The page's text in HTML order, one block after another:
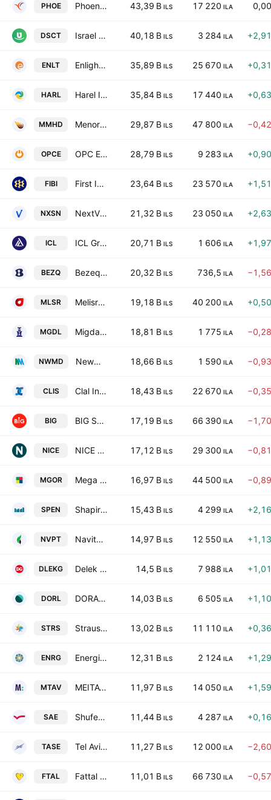
PHOE Phoenix Financial Ltd 43,39 B ILS 17 220 ILA
DSCT Israel Discount Bank Limited Class A 40,18 B ILS 3 284 ILA
ENLT Enlight Renewable Energy Ltd 35,89 B ILS 25 670 ILA
HARL Harel Insurance Investments & Financial Services Ltd. 35,84 B ILS 17 440 ILA
MMHD Menora Mivtachim Holdings Ltd. 29,87 B ILS 47 800 ILA
OPCE OPC Energy Ltd. 28,79 B ILS 9 283 ILA
FIBI First International Bank of Israel Ltd 23,64 B ILS 23 570 ILA
NXSN NextVison Stabilized Systems, Ltd. 21,32 B ILS 23 050 ILA
ICL ICL Group Ltd. 20,71 B ILS 1 606 ILA
BEZQ Bezeq The Israel Telecommunication Corp. Ltd. 20,32 B ILS 736,5 ILA
MLSR Melisron Limited 19,18 B ILS 40 200 ILA
MGDL Migdal Insurance & Financial Holdings Ltd. 18,81 B ILS 1 775 ILA
NWMD Newmed Energy Limited Partnership 18,66 B ILS 1 590 ILA
CLIS Clal Insurance Enterprises Holdings Limited 18,43 B ILS 22 670 ILA
BIG BIG Shopping Centers Ltd. 17,19 B ILS 66 390 ILA
NICE NICE Ltd. 17,12 B ILS 29 300 ILA
MGOR Mega Or Holdings Ltd 16,97 B ILS 44 500 ILA
SPEN Shapir Engineering and Industry Ltd 15,43 B ILS 4 299 ILA
NVPT Navitas Petroleum LP 14,97 B ILS 12 550 ILA
DLEKG Delek Group Ltd. 14,5 B ILS 7 988 ILA
DORL DORAL GROUP RENEWABLE ENERGY RESOURCES LTD 14,03 B ILS 6 505 ILA
STRS Strauss Group Ltd 13,02 B ILS 11 110 ILA
ENRG Energix-Renewable Energies Ltd. 12,31 B ILS 2 124 ILA
MTAV MEITAV INVESTMENTS HOUSE LTD 11,97 B ILS 14 050 ILA
SAE Shufersal Ltd Class B 11,44 B ILS 4 287 ILA
TASE Tel Aviv Stock Exchange Ltd. 11,27 B ILS 12 000 ILA
FTAL Fattal Holdings (1998) Ltd. 11,01 B ILS 66 730 ILA